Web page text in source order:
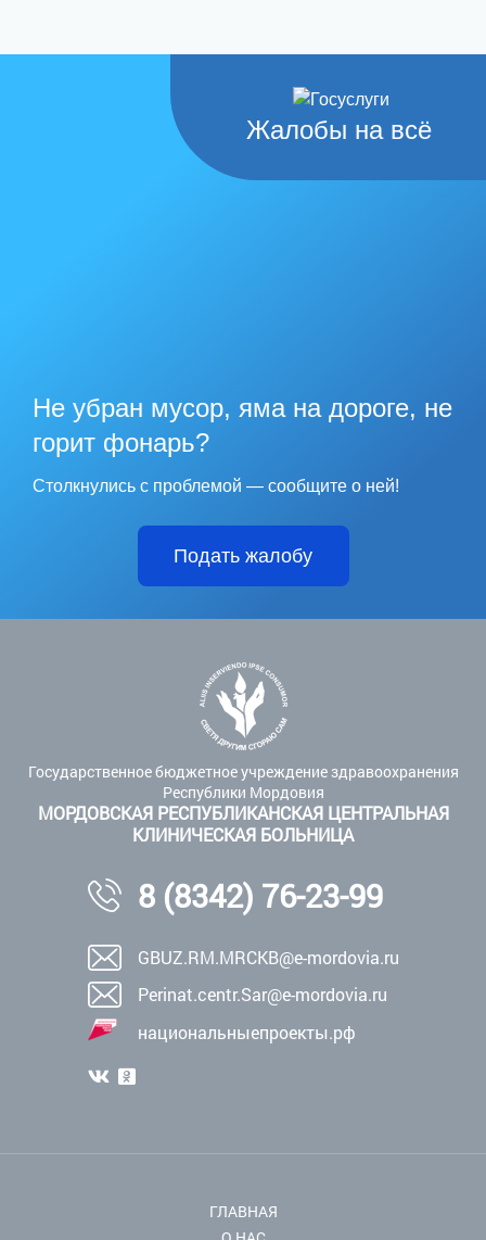
Жалобы на всё
Не убран мусор, яма на дороге, не
горит фонарь?
Столкнулись с проблемой — сообщите о ней!
Подать жалобу
Государственное бюджетное учреждение здравоохранения
Республики Мордовия
МОРДОВСКАЯ РЕСПУБЛИКАНСКАЯ ЦЕНТРАЛЬНАЯ
КЛИНИЧЕСКАЯ БОЛЬНИЦА
8 (8342) 76-23-99
GBUZ.RM.MRCKB@e-mordovia.ru
Perinat.centr.Sar@e-mordovia.ru
национальныепроекты.рф
ГЛАВНАЯ